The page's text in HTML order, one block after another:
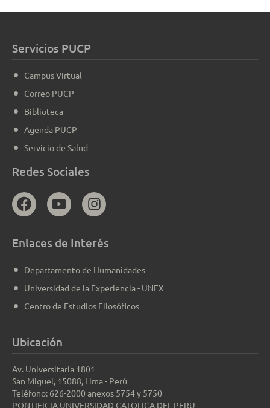
Servicios PUCP
Campus Virtual
Correo PUCP
Biblioteca
Agenda PUCP
Servicio de Salud
Redes Sociales
Enlaces de Interés
Departamento de Humanidades
Universidad de la Experiencia - UNEX
Centro de Estudios Filosóficos
Ubicación
Av. Universitaria 1801
San Miguel, 15088, Lima - Perú
Teléfono: 626-2000 anexos 5754 y 5750
PONTIFICIA UNIVERSIDAD CATOLICA DEL PERU